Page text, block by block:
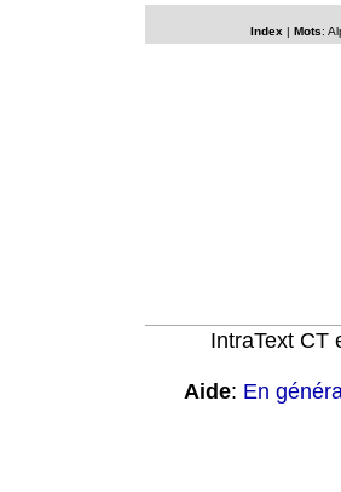
Index | Mots:
IntraText CT
Aide: En